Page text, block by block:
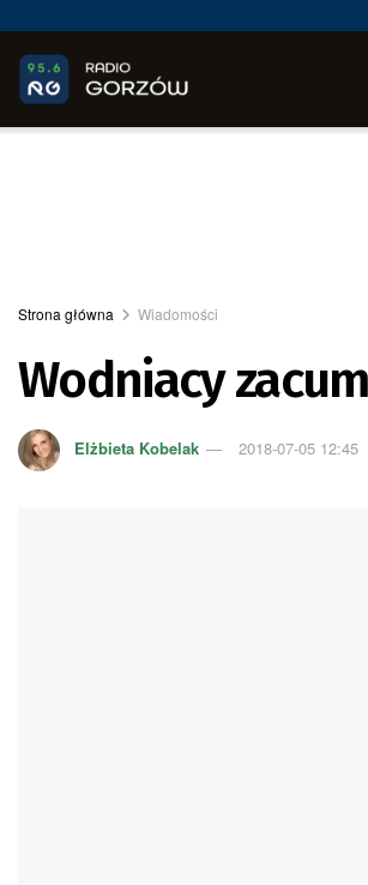
Strona główna Wiadomości
Wodniacy
Elżbieta Kobelak 2018-07-05 12:45